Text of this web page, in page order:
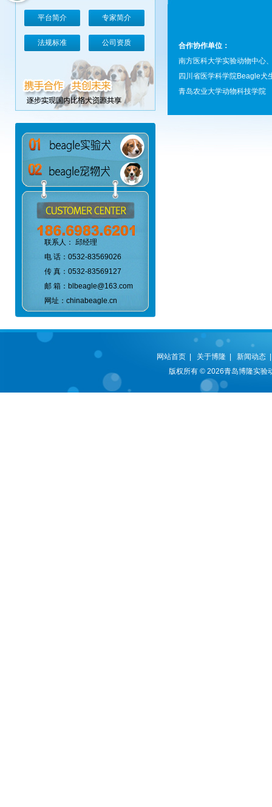
平台简介 专家简介
法规标准 公司资质
联系人： 邱经理
电 话：0532-83569026
传 真：0532-83569127
邮 箱：blbeagle@163.com
网址：chinabeagle.cn
合作协作单位：
南方医科大学实验动物中心
四川省医学科学院Beagle犬
青岛农业大学动物科技学院
网站首页 关于博隆 |新闻动态
版权所有 © 2026青岛博隆实验